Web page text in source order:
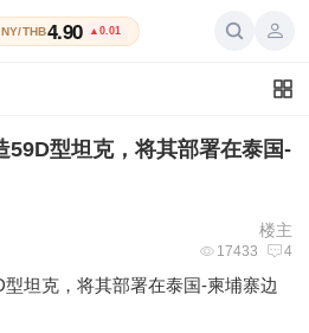
THB4.90 ▲0.01
59D型坦克，将其部署在泰国-
楼主
17433 4
坦克，将其部署在泰国-柬埔寨边